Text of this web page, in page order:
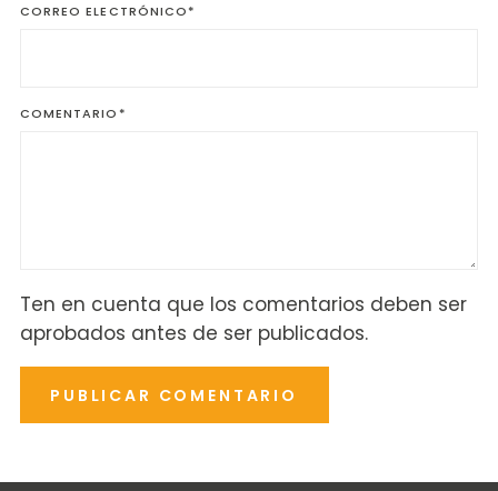
CORREO ELECTRÓNICO*
COMENTARIO *
Ten en cuenta que los comentarios deben ser
aprobados antes de ser publicados.
PUBLICAR COMENTARIO